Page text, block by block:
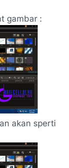
gambar :
akan sperti